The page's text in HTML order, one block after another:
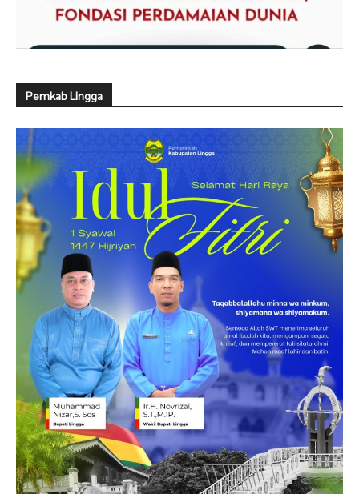
Pemkab Lingga